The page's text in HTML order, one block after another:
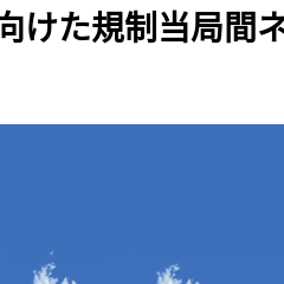
けた規制当局間